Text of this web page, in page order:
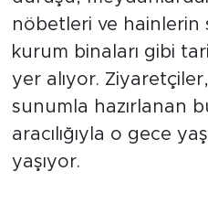
nöbetleri ve hainlerin
kurum binaları gibi
yer alıyor.
sunumla hazırlanan
aracılığıyla o gece
yaşıyor.